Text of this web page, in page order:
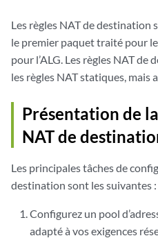
Les règles NAT de destination
le premier paquet traité pour
pour l’ALG. Les règles NAT
les règles NAT statiques, mais
Présentation de
NAT de
Les principales tâches de
destination sont les suivantes :
Configurez un pool
adapté à vos exigences